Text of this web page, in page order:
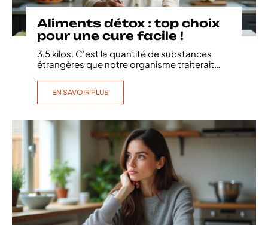
Aliments détox : top choix
pour une cure facile !
3,5 kilos. C'est la quantité de substances
étrangères que notre organisme traiterait…
EN SAVOIR PLUS